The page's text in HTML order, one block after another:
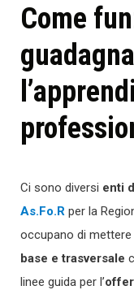
Come
Ci sono diversi enti
As.Fo.R per la
occupano di mettere
base e trasversale
linee guida per l’